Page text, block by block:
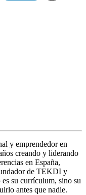
y emprendedor en
creando y liderando
en España,
de TEKDI y
su currículum, sino su
antes que nadie.